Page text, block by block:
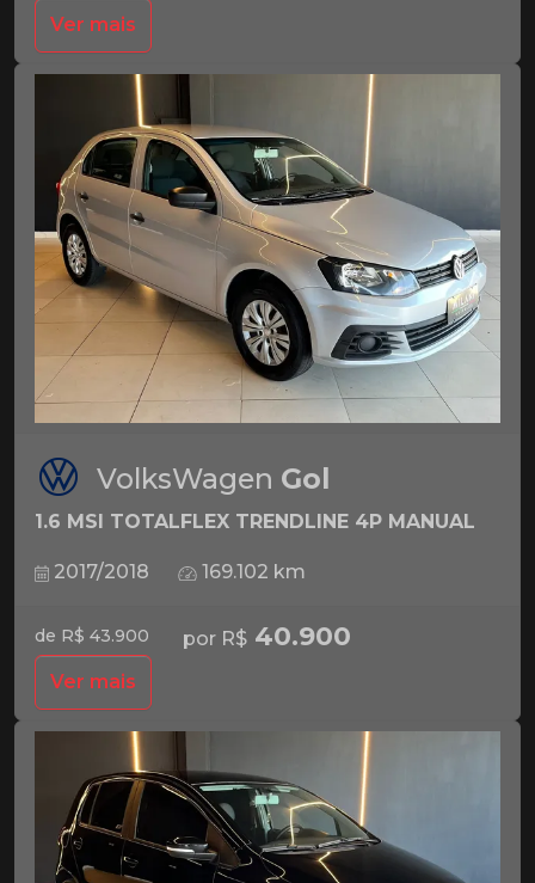
Ver mais
VolksWagen Gol
1.6 MSI TOTALFLEX TRENDLINE 4P MANUAL
2017/2018 169.102 km
de R$ 43.900 por R$ 40.900
Ver mais